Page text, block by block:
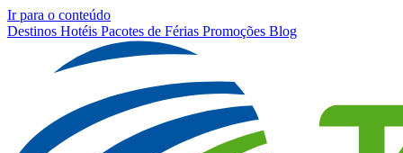
Ir para o conteúdo
Destinos Hotéis Pacotes de Férias Promoções Blog